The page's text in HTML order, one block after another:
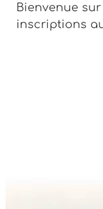
Bienvenue
inscriptions